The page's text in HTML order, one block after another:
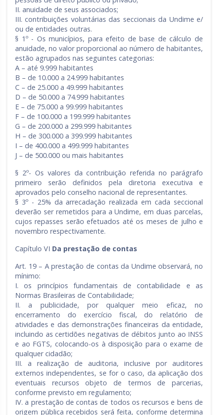
II. anuidade de seus associados;
III. contribuições voluntárias das seccionais da Undime e/
ou de entidades outras.
§ 1º - Os municípios, para efeito de base de cálculo de
anuidade, no valor proporcional ao número de habitantes,
estão agrupados nas seguintes categorias:
A – até 9.999 habitantes
B – de 10.000 a 24.999 habitantes
C – de 25.000 a 49.999 habitantes
D – de 50.000 a 74.999 habitantes
E – de 75.000 a 99.999 habitantes
F – de 100.000 a 199.999 habitantes
G – de 200.000 a 299.999 habitantes
H – de 300.000 a 399.999 habitantes
I – de 400.000 a 499.999 habitantes
J – de 500.000 ou mais habitantes
§ 2º- Os valores da contribuição referida no parágrafo
primeiro serão definidos pela diretoria executiva e
aprovados pelo conselho nacional de representantes.
§ 3º - 25% da arrecadação realizada em cada seccional
deverão ser remetidos para a Undime, em duas parcelas,
cujos repasses serão efetuados até os meses de julho e
novembro respectivamente.
Capítulo VI Da prestação de contas
Art. 19 – A prestação de contas da Undime observará, no
mínimo:
I. os princípios fundamentais de contabilidade e as
Normas Brasileiras de Contabilidade;
II. a publicidade, por qualquer meio eficaz, no
encerramento do exercício fiscal, do relatório de
atividades e das demonstrações financeiras da entidade,
incluindo as certidões negativas de débitos junto ao INSS
e ao FGTS, colocando-os à disposição para o exame de
qualquer cidadão;
III. a realização de auditoria, inclusive por auditores
externos independentes, se for o caso, da aplicação dos
eventuais recursos objeto de termos de parcerias,
conforme previsto em regulamento;
IV. a prestação de contas de todos os recursos e bens de
origem pública recebidos será feita, conforme determina